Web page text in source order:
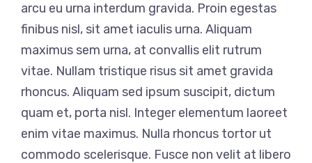
arcu eu urna interdum gravida. Proin egestas
finibus nisl, sit amet iaculis urna. Aliquam
maximus sem urna, at convallis elit rutrum
vitae. Nullam tristique risus sit amet gravida
rhoncus. Aliquam sed ipsum suscipit, dictum
quam et, porta nisl. Integer elementum laoreet
enim vitae maximus. Nulla rhoncus tortor ut
commodo scelerisque. Fusce non velit at libero